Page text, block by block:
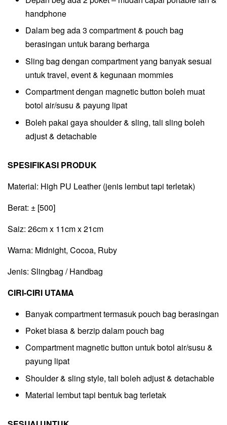
handphone
Dalam beg ada 3 compartment & pouch bag
berasingan untuk barang berharga
Sling bag dengan compartment yang banyak sesuai
untuk travel, event & kegunaan mommies
Compartment dengan magnetic button boleh muat
botol air/susu & payung lipat
Boleh pakai gaya shoulder & sling, tali sling boleh
adjust & detachable
SPESIFIKASI PRODUK
Material: High PU Leather (jenis lembut tapi terletak)
Berat: ± [500]
Saiz: 26cm x 11cm x 21cm
Warna: Midnight, Cocoa, Ruby
Jenis: Slingbag / Handbag
CIRI-CIRI UTAMA
Banyak compartment termasuk pouch bag berasingan
Poket biasa & berzip dalam pouch bag
Compartment magnetic button untuk botol air/susu &
payung lipat
Shoulder & sling style, tali boleh adjust & detachable
Material lembut tapi bentuk bag terletak